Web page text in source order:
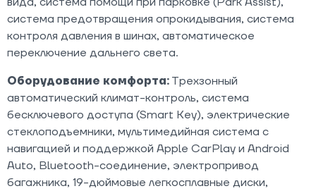
система предотвращения опрокидывания, система
контроля давления в шинах, автоматическое
переключение дальнего света.
Оборудование комфорта: Трехзонный
автоматический климат-контроль, система
бесключевого доступа (Smart Key), электрические
стеклоподъемники, мультимедийная система с
навигацией и поддержкой Apple CarPlay и Android
Auto, Bluetooth-соединение, электропривод
багажника, 19-дюймовые легкосплавные диски,